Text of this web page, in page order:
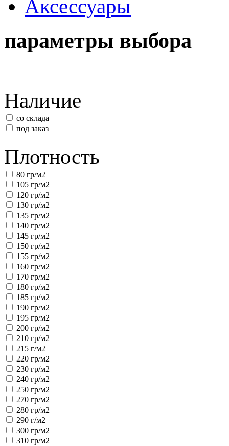
Аксессуары
параметры выбора
Наличие
со склада
под заказ
Плотность
80 гр/м2
105 гр/м2
120 гр/м2
130 гр/м2
135 гр/м2
140 гр/м2
145 гр/м2
150 гр/м2
155 гр/м2
160 гр/м2
170 гр/м2
180 гр/м2
185 гр/м2
190 гр/м2
195 гр/м2
200 гр/м2
210 гр/м2
215 г/м2
220 гр/м2
230 гр/м2
240 гр/м2
250 гр/м2
270 гр/м2
280 гр/м2
290 г/м2
300 гр/м2
310 гр/м2